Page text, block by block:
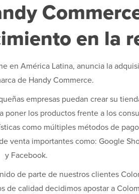
en la
en América Latina, anuncia la
de Handy Commerce.
empresas puedan crear su
los productos frente a los
como múltiples métodos de
venta importantes como: Google
y Facebook.
de parte de nuestros clientes
calidad decidimos apostar a